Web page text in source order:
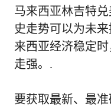
马来西亚林吉特
史走势可以为未
来西亚经济稳定
走强。.
要获取最新、最